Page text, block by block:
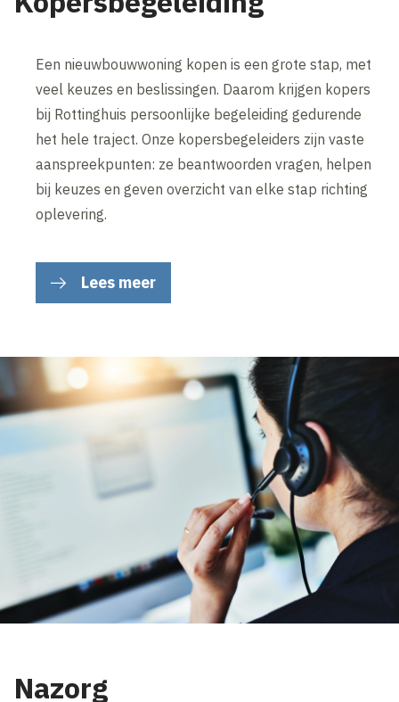
Een nieuwbouwwoning kopen is een grote stap, met
veel keuzes en beslissingen. Daarom krijgen kopers
bij Rottinghuis persoonlijke begeleiding gedurende
het hele traject. Onze kopersbegeleiders zijn vaste
aanspreekpunten: ze beantwoorden vragen, helpen
bij keuzes en geven overzicht van elke stap richting
oplevering.
Lees meer
Nazorg